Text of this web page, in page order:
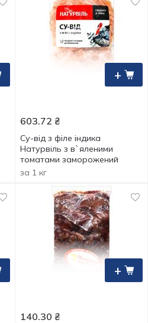
+
603.72 ₴
Су-від з філе індика
Натурвіль з в`яленими
томатами заморожений
за 1 кг
+
140.30 ₴